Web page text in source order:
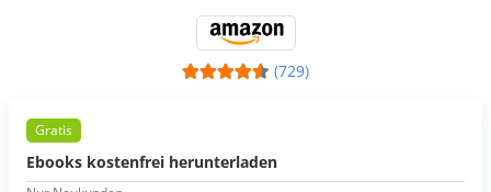
(729)
Gratis
Ebooks kostenfrei herunterladen